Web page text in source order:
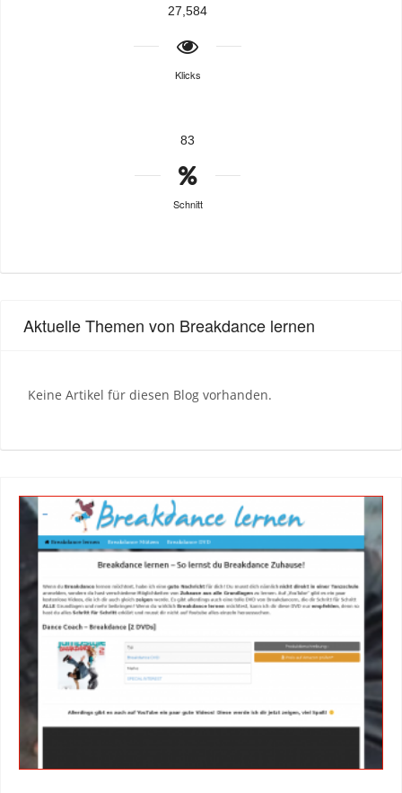
27,584
Klicks
83
Schnitt
Aktuelle Themen von Breakdance lernen
Keine Artikel für diesen Blog vorhanden.